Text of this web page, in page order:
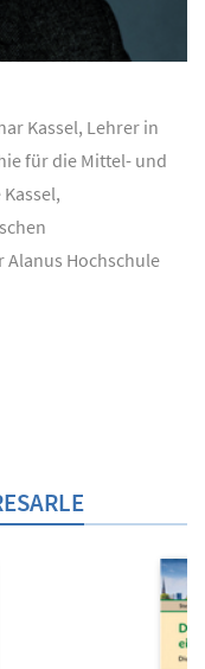
Kassel, Lehrer in
für die Mittel- und
Hochschule